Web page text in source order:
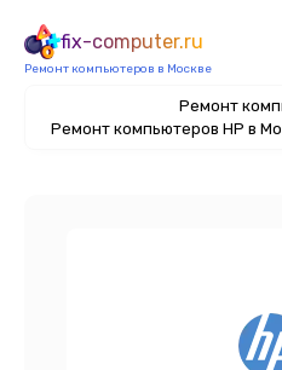
fix-computer.ru
Ремонт компьютеров в Москве
Ремонт
Ремонт компьютеров HP в